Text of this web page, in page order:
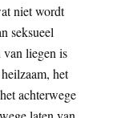
niet wordt
seksueel
van liegen is
het
achterwege